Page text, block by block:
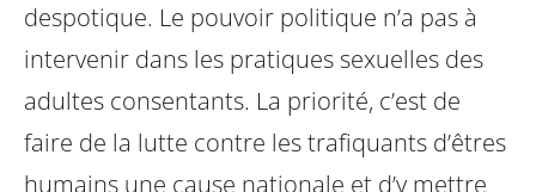
despotique. Le pouvoir politique n’a pas à
intervenir dans les pratiques sexuelles des
adultes consentants. La priorité, c’est de
faire de la lutte contre les trafiquants d’êtres
humains une cause nationale et d’y mettre